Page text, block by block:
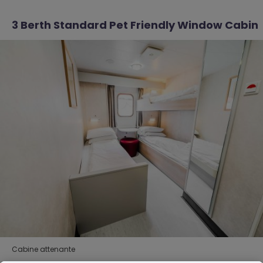
3 Berth Standard Pet Friendly Window Cabin
Cabine attenante